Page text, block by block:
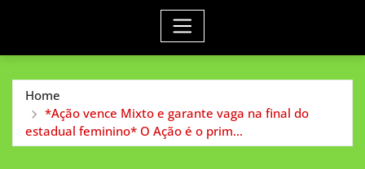
Home
*Ação vence Mixto e garante vaga na final do
estadual feminino* O Ação é o prim…